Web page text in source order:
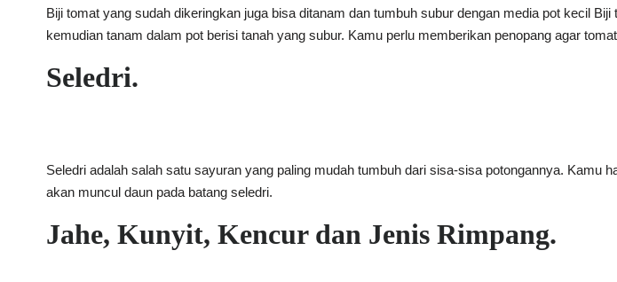
Biji tomat yang sudah dikeringkan juga bisa ditanam dan tumbuh subur dengan media pot kecil
kemudian tanam dalam pot berisi tanah yang subur. Kamu perlu memberikan penopang agar
Seledri.
Seledri adalah salah satu sayuran yang paling mudah tumbuh dari sisa-sisa potongannya.
akan muncul daun pada batang seledri.
Jahe, Kunyit, Kencur dan Jenis Rimpang.